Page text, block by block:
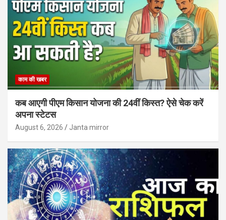
काम की खबर
कब आएगी पीएम किसान योजना की 24वीं किस्त? ऐसे चेक करें
अपना स्टेटस
August 6, 2026 Janta mirror